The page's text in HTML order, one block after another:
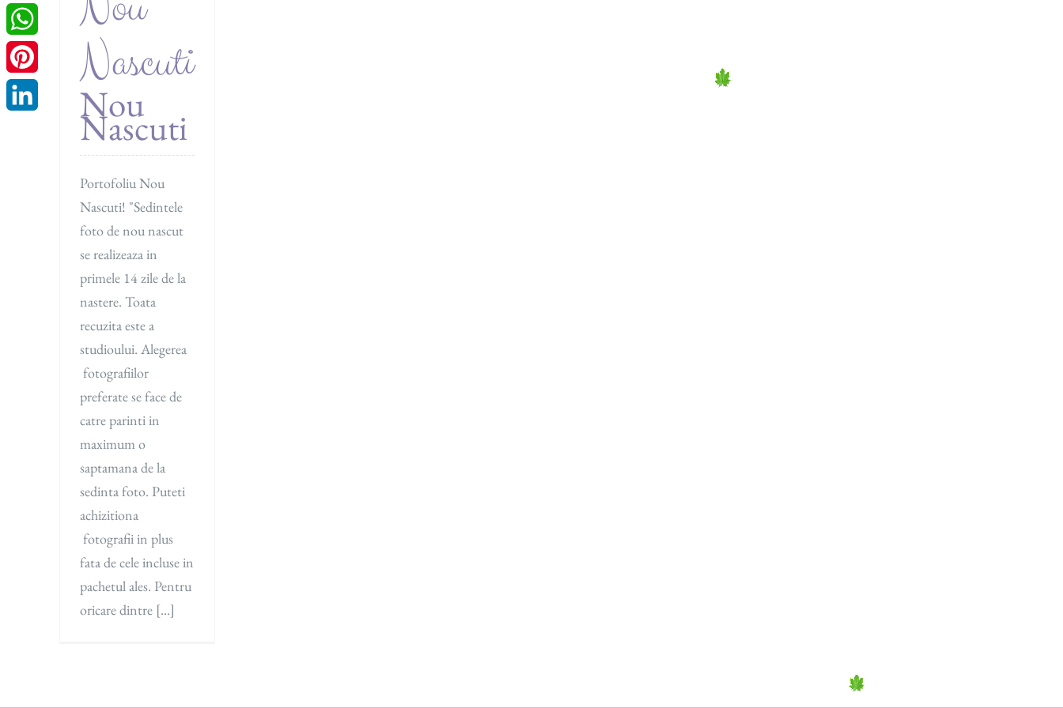
Nascuti
Nou
Nascuti
Portofoliu Nou
Nascuti! "Sedintele
foto de nou nascut
se realizeaza in
primele 14 zile de la
nastere. Toata
recuzita este a
studioului. Alegerea
fotografiilor
preferate se face de
catre parinti in
maximum o
saptamana de la
sedinta foto. Puteti
achizitiona
fotografii in plus
fata de cele incluse in
pachetul ales. Pentru
oricare dintre [...]
WeChat
WhatsApp
Pinterest